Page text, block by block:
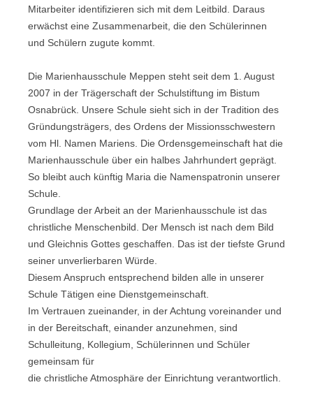
Mitarbeiter identifizieren sich mit dem Leitbild. Daraus
erwächst eine Zusammenarbeit, die den Schülerinnen
und Schülern zugute kommt.
Die Marienhausschule Meppen steht seit dem 1. August
2007 in der Trägerschaft der Schulstiftung im Bistum
Osnabrück. Unsere Schule sieht sich in der Tradition des
Gründungsträgers, des Ordens der Missionsschwestern
vom Hl. Namen Mariens. Die Ordensgemeinschaft hat die
Marienhausschule über ein halbes Jahrhundert geprägt.
So bleibt auch künftig Maria die Namenspatronin unserer
Schule.
Grundlage der Arbeit an der Marienhausschule ist das
christliche Menschenbild. Der Mensch ist nach dem Bild
und Gleichnis Gottes geschaffen. Das ist der tiefste Grund
seiner unverlierbaren Würde.
Diesem Anspruch entsprechend bilden alle in unserer
Schule Tätigen eine Dienstgemeinschaft.
Im Vertrauen zueinander, in der Achtung voreinander und
in der Bereitschaft, einander anzunehmen, sind
Schulleitung, Kollegium, Schülerinnen und Schüler
gemeinsam für
die christliche Atmosphäre der Einrichtung verantwortlich.